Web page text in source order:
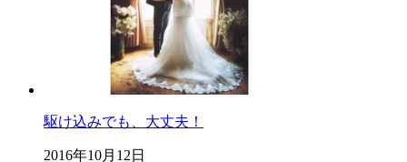
駆け込みでも、大丈夫！
2016年10月12日